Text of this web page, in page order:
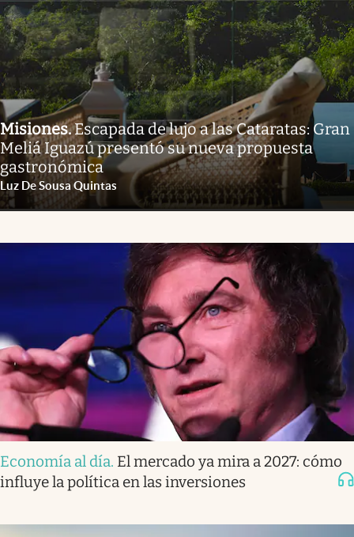
Misiones.Escapada de lujo a las Cataratas: Gran
Meliá Iguazú presentó su nueva propuesta
gastronómica
Luz De Sousa Quintas
Economía al día. El mercado ya mira a 2027: cómo
influye la política en las inversiones